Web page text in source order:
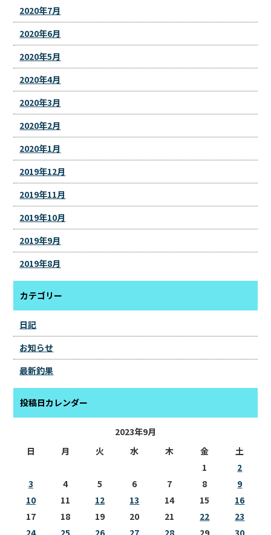
2020年7月
2020年6月
2020年5月
2020年4月
2020年3月
2020年2月
2020年1月
2019年12月
2019年11月
2019年10月
2019年9月
2019年8月
カテゴリー
日記
お知らせ
最新釣果
投稿日カレンダー
2023年9月
日
月 火 水 木 金
土
1
2
3
4 5 6 7 8
9
10
11 12 13 14 15
16
17
18 19 20 21 22
23
24
25 26 27 28 29 30